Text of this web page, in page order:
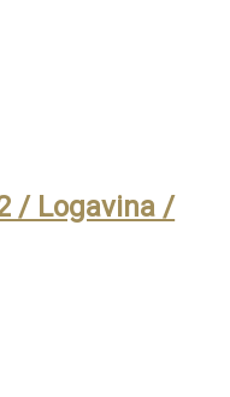
/ Logavina /